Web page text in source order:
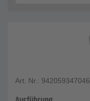
Art. Nr.: 942059347046